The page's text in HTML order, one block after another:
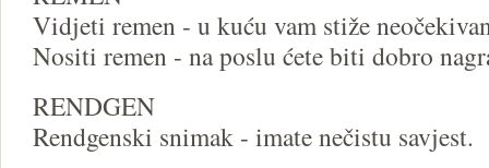
Vidjeti remen - u kuću vam stiže
Nositi remen - na poslu ćete biti dobro
RENDGEN
Rendgenski snimak - imate nečistu savjest.